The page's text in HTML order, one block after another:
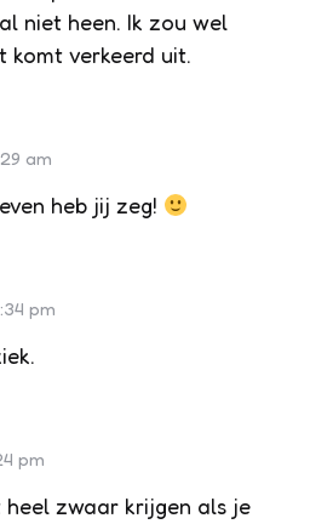
niet heen. Ik zou wel
komt verkeerd uit.
am
heb jij zeg!
pm
pm
zwaar krijgen als je